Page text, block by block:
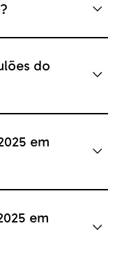
do
em
em